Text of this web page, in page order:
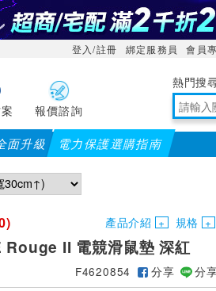
登入/註冊 綁定服務員 會員
報價諮詢
境量測
面升級 電力保護選購指南【PX大通
產品介紹 規格
II 電競滑鼠墊 深紅
F4620854 分享 分